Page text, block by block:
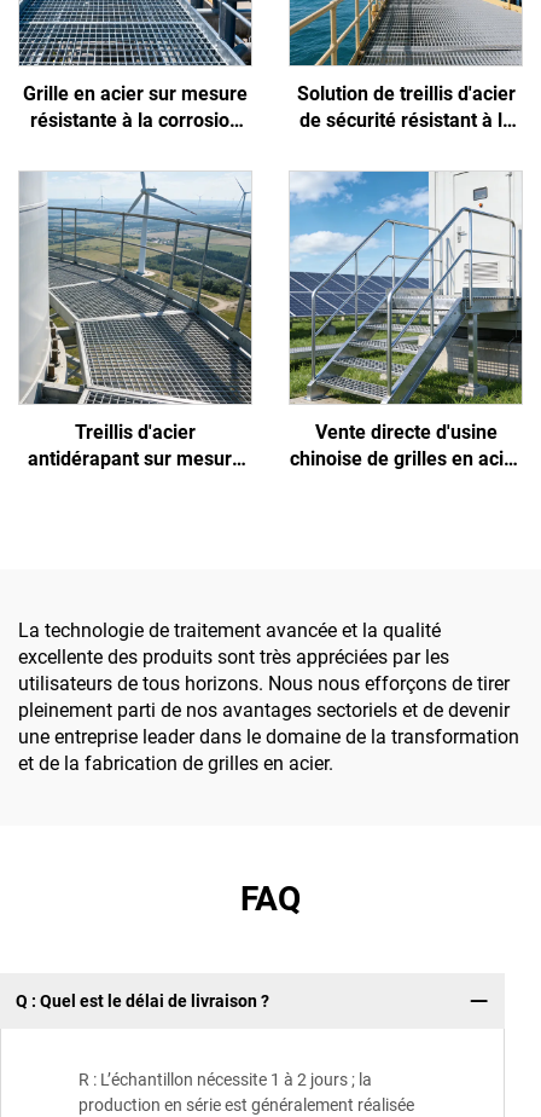
Grille en acier sur mesure
résistante à la corrosion
pour usines chimiques et
pétrochimiques
Solution de treillis d'acier
de sécurité résistant à la
conçue spécifiquement
pour les environnements
extrêmes des plates-
formes offshore et des
ports
Treillis d'acier
antidérapant sur mesure
éoliens/de stockage
d'énergie, avec une haute
résistance, une résistance
à la corrosion, une
installation facile et des
dimensions
personnalisables
Vente directe d'usine
chinoise de grilles en acier
d'énergie nouvelle
photovoltaïque/
éolienne/de stockage
d'énergie
La technologie de traitement avancée et la qualité
excellente des produits sont très appréciées par les
utilisateurs de tous horizons. Nous nous efforçons de tirer
pleinement parti de nos avantages sectoriels et de devenir
une entreprise leader dans le domaine de la transformation
et de la fabrication de grilles en acier.
FAQ
Q : Quel est le délai de livraison ?
R : L’échantillon nécessite 1 à 2 jours ; la
production en série est généralement réalisée